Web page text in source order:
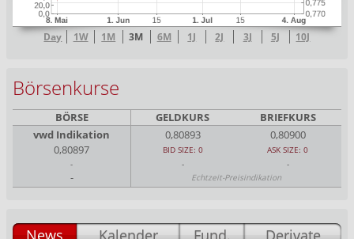
Day 1W 1M 3M 6M 1J 2J 3J 5J 10J
Börsenkurse
BÖRSE GELDKURS
BRIEFKURS
vwd Indikation
0,80893
0,80900
0,80897
BID SIZE: 0
ASK SIZE: 0
-
- -
- Echtzeit-Preisindikation